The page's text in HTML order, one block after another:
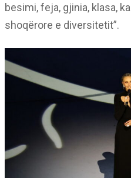
besimi, feja, gjinia, klasa,
shoqërore e diversitetit”.